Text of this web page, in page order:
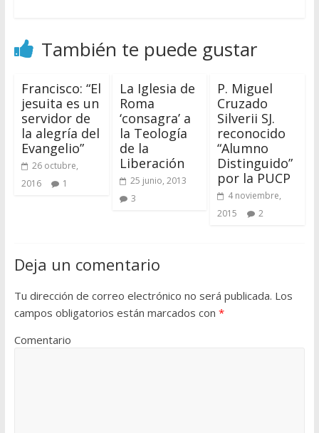
También te puede gustar
Francisco: “El
jesuita es un
servidor de
la alegría del
Evangelio”
26 octubre,
2016
1
La Iglesia de
Roma
‘consagra’ a
la Teología
de la
Liberación
25 junio, 2013
3
P. Miguel
Cruzado
Silverii SJ.
reconocido
“Alumno
Distinguido”
por la PUCP
4 noviembre,
2015
2
Deja un comentario
Tu dirección de correo electrónico no será publicada. Los
campos obligatorios están marcados con *
Comentario